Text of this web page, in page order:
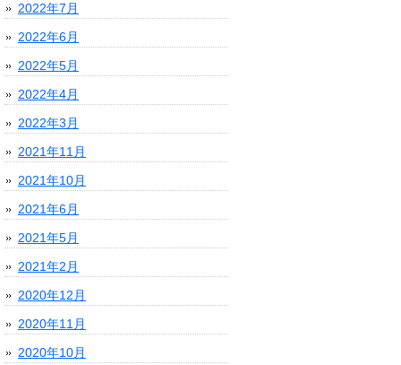
2022年7月
2022年6月
2022年5月
2022年4月
2022年3月
2021年11月
2021年10月
2021年6月
2021年5月
2021年2月
2020年12月
2020年11月
2020年10月